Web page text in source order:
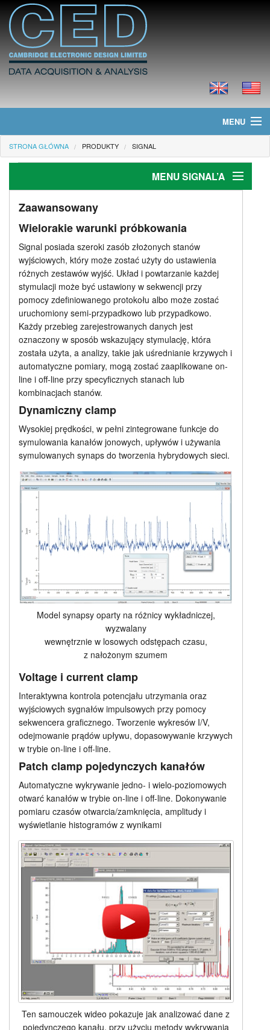
MENU
Strona główna
Produkty
Cennik
Pliki do ściągnięcia
Samouczki
Wsparcie
Dealerzy
STRONA GŁÓWNA PRODUKTY SIGNAL
MENU SIGNAL’A
Pobieranie danych
Zastosowanie
Zaawansowany
Kontrola eksperymentu
Język skryptowy
Zaawansowany
Wielorakie warunki próbkowania
Signal posiada szeroki zasób złożonych stanów
wyjściowych, który może zostać użyty do ustawienia
różnych zestawów wyjść. Układ i powtarzanie każdej
stymulacji może być ustawiony w sekwencji przy
pomocy zdefiniowanego protokołu albo może zostać
uruchomiony semi-przypadkowo lub przypadkowo.
Każdy przebieg zarejestrowanych danych jest
oznaczony w sposób wskazujący stymulację, która
została użyta, a analizy, takie jak uśrednianie krzywych i
automatyczne pomiary, mogą zostać zaaplikowane on-
line i off-line przy specyficznych stanach lub
kombinacjach stanów.
Dynamiczny clamp
Wysokiej prędkości, w pełni zintegrowane funkcje do
symulowania kanałów jonowych, upływów i używania
symulowanych synaps do tworzenia hybrydowych sieci.
Model synapsy oparty na różnicy wykładniczej,
wyzwalany
wewnętrznie w losowych odstępach czasu,
z nałożonym szumem
Voltage i current clamp
Interaktywna kontrola potencjału utrzymania oraz
wyjściowych sygnałów impulsowych przy pomocy
sekwencera graficznego. Tworzenie wykresów I/V,
odejmowanie prądów upływu, dopasowywanie krzywych
w trybie on-line i off-line.
Patch clamp pojedynczych kanałów
Automatyczne wykrywanie jedno- i wielo-poziomowych
otwarć kanałów w trybie on-line i off-line. Dokonywanie
pomiaru czasów otwarcia/zamknięcia, amplitudy i
wyświetlanie histogramów z wynikami
Ten samouczek wideo pokazuje jak analizować dane z
pojedynczego kanału, przy użyciu metody wykrywania